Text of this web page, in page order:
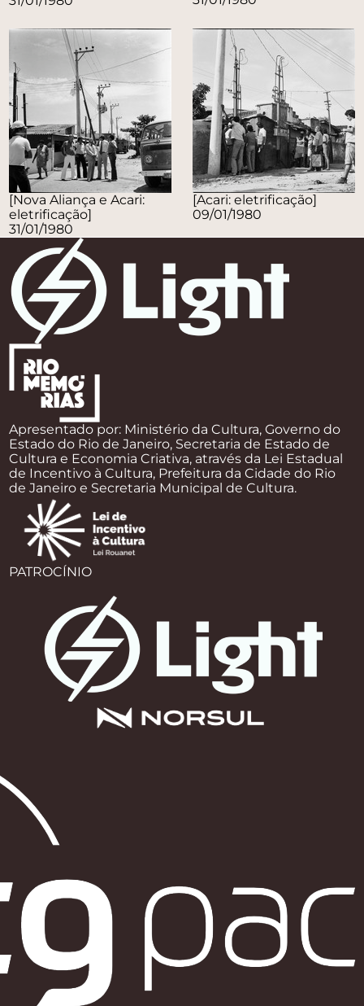
[Nova Aliança e Acari:
eletrificação]
31/01/1980
[Acari: eletrificação]
09/01/1980
Apresentado por: Ministério da Cultura, Governo do
Estado do Rio de Janeiro, Secretaria de Estado de
Cultura e Economia Criativa, através da Lei Estadual
de Incentivo à Cultura, Prefeitura da Cidade do Rio
de Janeiro e Secretaria Municipal de Cultura.
PATROCÍNIO